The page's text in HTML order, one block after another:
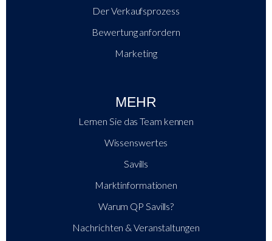
Der Verkaufsprozess
Bewertung anfordern
Marketing
MEHR
Lernen Sie das Team kennen
Wissenswertes
Savills
Marktinformationen
Warum QP Savills?
Nachrichten & Veranstaltungen